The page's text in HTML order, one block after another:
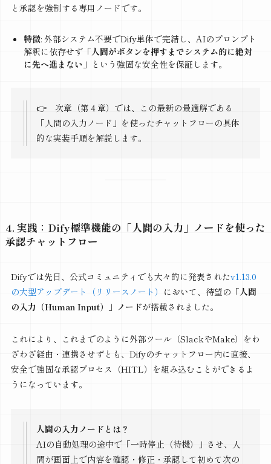
と承認を強制する専用ノードです。
特徴: 外部システム不要でDify単体で完結し、AIのプロンプト
解釈に依存せず「人間がボタンを押すまでシステム的に絶対
に先へ進まない」 という強固な安全性を保証します。
👉 次章（第４章）では、この最新の最適解である
「人間の入力ノード」を使ったチャットフローの具体
的な実装手順を解説します。
4. 実践：Dify標準機能の「人間の入力」ノードを使った
承認チャットフロー
Difyでは先日、公式コミュニティでも大々的に発表されたv1.13.0
の大型アップデート（リリースノート） において、待望の 「人間
の入力（Human Input）」ノードが搭載されました。
これにより、これまでのように外部ツール（SlackやMake）をわ
ざわざ経由・連携させずとも、Difyのチャットフロー内に直接、
安全で強固な承認プロセス（HITL）を組み込むことができるよ
うになっています。
人間の入力ノードとは？
AIの自動処理の途中で「一時停止（待機）」させ、人
間が画面上で内容を確認・修正・承認して初めて次の